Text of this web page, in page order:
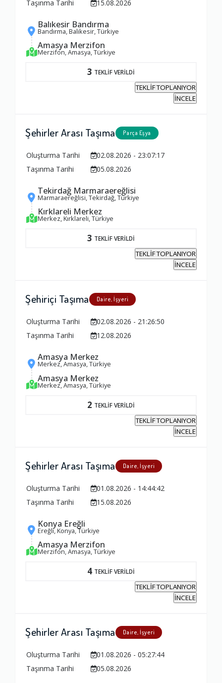
Taşınma Tarihi
15.08.2026
Balıkesir Bandırma
Bandırma, Balıkesir, Türkiye
Amasya Merzifon
Merzifon, Amasya, Türkiye
3 TEKLİF VERİLDİ
TEKLİF TOPLANIYOR
İNCELE
Şehirler Arası Taşıma Parça Eşya
Oluşturma Tarihi
02.08.2026 - 23:07:17
Taşınma Tarihi
05.08.2026
Tekirdağ Marmaraereğlisi
Marmaraereğlisi, Tekirdağ, Türkiye
Kırklareli Merkez
Merkez, Kırklareli, Türkiye
3 TEKLİF VERİLDİ
TEKLİF TOPLANIYOR
İNCELE
Şehiriçi Taşıma Daire, İşyeri
Oluşturma Tarihi
02.08.2026 - 21:26:50
Taşınma Tarihi
12.08.2026
Amasya Merkez
Merkez, Amasya, Türkiye
Amasya Merkez
Merkez, Amasya, Türkiye
2 TEKLİF VERİLDİ
TEKLİF TOPLANIYOR
İNCELE
Şehirler Arası Taşıma Daire, İşyeri
Oluşturma Tarihi
01.08.2026 - 14:44:42
Taşınma Tarihi
15.08.2026
Konya Ereğli
Ereğli, Konya, Türkiye
Amasya Merzifon
Merzifon, Amasya, Türkiye
4 TEKLİF VERİLDİ
TEKLİF TOPLANIYOR
İNCELE
Şehirler Arası Taşıma Daire, İşyeri
Oluşturma Tarihi
01.08.2026 - 05:27:44
Taşınma Tarihi
05.08.2026
Ambalajlama Hizmeti
Firma ile İletişim
1.0
1.0
Firma Çalışanları